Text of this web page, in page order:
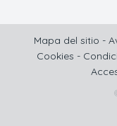
Mapa del sitio -
Cookies -